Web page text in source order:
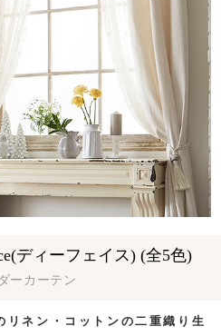
リネン・コットンの二重織り生
ーカーテン
ディーフェイス) (全5色)